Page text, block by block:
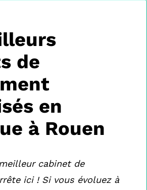
de
en
à Rouen
cabinet de
ici ! Si vous évoluez à